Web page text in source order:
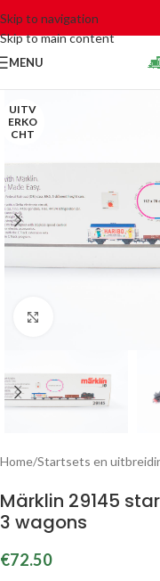
Skip to navigation
Skip to main content
MENU
UITV
ERKO
CHT
Home/Startsets en
Märklin 29145
3 wagons
€72.50